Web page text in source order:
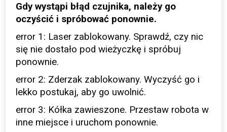
Gdy wystąpi błąd czujnika, należy go
oczyścić i spróbować ponownie.
error 1: Laser zablokowany. Sprawdź, czy nic
się nie dostało pod wieżyczkę i spróbuj
ponownie.
error 2: Zderzak zablokowany. Wyczyść go i
lekko postukaj, aby go uwolnić.
error 3: Kółka zawieszone. Przestaw robota w
inne miejsce i uruchom ponownie.